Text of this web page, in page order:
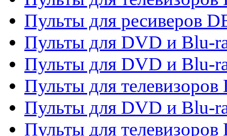
Пульты для ресиверов
Пульты для DVD и Blu-
Пульты для DVD и Blu-
Пульты для
Пульты для DVD и Blu-
Пульты для телевизоров